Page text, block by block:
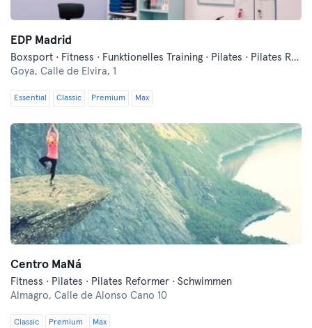
EDP Madrid
Boxsport · Fitness · Funktionelles Training · Pilates · Pilates Reformer
Goya, Calle de Elvira, 1
Essential Classic Premium Max
Centro MaNá
Fitness · Pilates · Pilates Reformer · Schwimmen
Almagro, Calle de Alonso Cano 10
Classic Premium Max